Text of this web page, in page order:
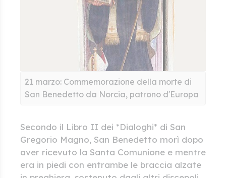
21 marzo: Commemorazione della morte di
San Benedetto da Norcia, patrono d'Europa
Secondo il Libro II dei *Dialoghi* di San
Gregorio Magno, San Benedetto morì dopo
aver ricevuto la Santa Comunione e mentre
era in piedi con entrambe le braccia alzate